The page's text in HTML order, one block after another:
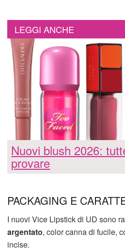
LEGGI ANCHE
Nuovi blush 2026:
provare
PACKAGING E
I nuovi Vice Lipstick di UD sono
argentato, color canna di fucile,
incise.